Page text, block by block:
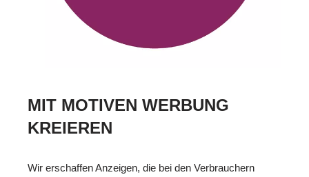
MIT MOTIVEN WERBUNG
KREIEREN
Wir erschaffen Anzeigen, die bei den Verbrauchern